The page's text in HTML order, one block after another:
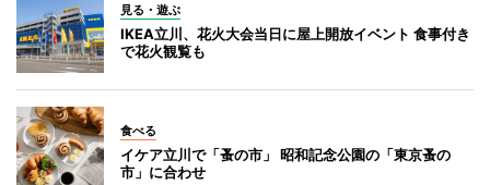
見る・遊ぶ
IKEA立川、花火大会当日に屋上開放イベント 食事付き
で花火観覧も
食べる
イケア立川で「蚤の市」 昭和記念公園の「東京蚤の
市」に合わせ